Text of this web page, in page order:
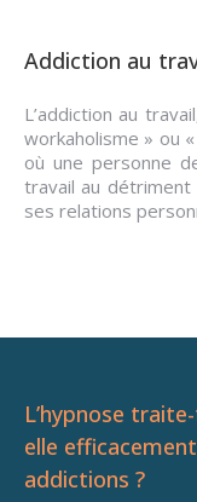
Addiction au
L’addiction au
workaholisme » ou
où une personne
travail au
ses relations
L’hypnose
elle
addictions ?